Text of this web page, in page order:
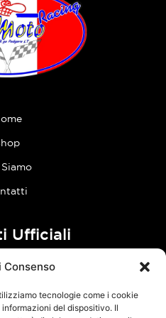
Consenso
tecnologie come i cookie
del dispositivo. Il
Ufficiali
Us